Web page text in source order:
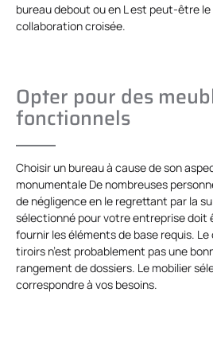
bureau debout ou en L est peut-être
collaboration croisée.
Opter pour des
fonctionnels
Choisir un bureau à cause de son
monumentale De nombreuses
de négligence en le regrettant par la
sélectionné pour votre entreprise doit
fournir les éléments de base requis. Le
tiroirs n’est probablement pas une
rangement de dossiers. Le mobilier
correspondre à vos besoins.